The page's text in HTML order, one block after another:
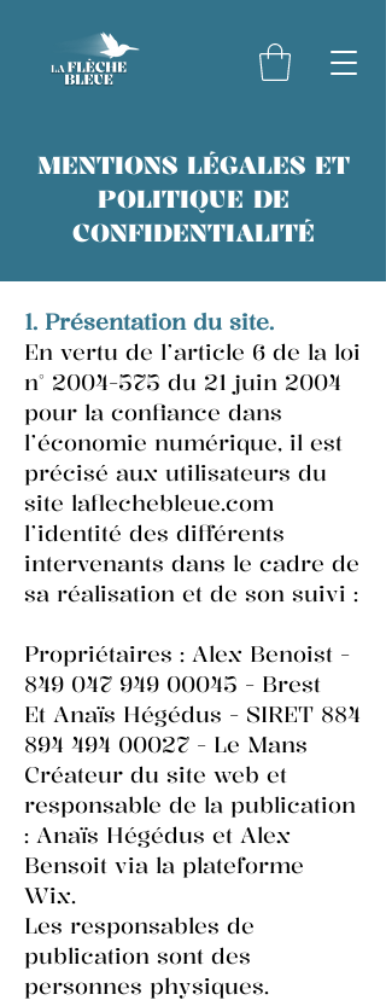
MENTIONS LÉGALES ET
POLITIQUE DE
CONFIDENTIALITÉ
1. Présentation du site.
En vertu de l’article 6 de la loi
n° 2004-575 du 21 juin 2004
pour la confiance dans
l’économie numérique, il est
précisé aux utilisateurs du
site laflechebleue.com
l’identité des différents
intervenants dans le cadre de
sa réalisation et de son suivi :
Propriétaires : Alex Benoist -
849 047 949 00045 - Brest
Et Anaïs Hégédus - SIRET 884
894 494 00027 - Le Mans
Créateur du site web et
responsable de la publication
: Anaïs Hégédus et Alex
Bensoit via la plateforme
Wix.
Les responsables de
publication sont des
personnes physiques.